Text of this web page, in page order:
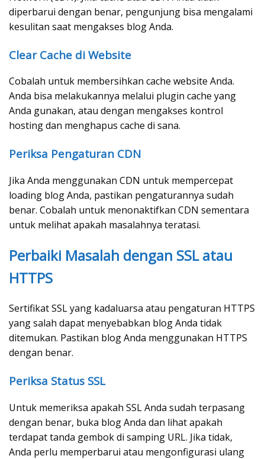
diperbarui dengan benar, pengunjung bisa mengalami
kesulitan saat mengakses blog Anda.
Clear Cache di Website
Cobalah untuk membersihkan cache website Anda.
Anda bisa melakukannya melalui plugin cache yang
Anda gunakan, atau dengan mengakses kontrol
hosting dan menghapus cache di sana.
Periksa Pengaturan CDN
Jika Anda menggunakan CDN untuk mempercepat
loading blog Anda, pastikan pengaturannya sudah
benar. Cobalah untuk menonaktifkan CDN sementara
untuk melihat apakah masalahnya teratasi.
Perbaiki Masalah dengan SSL atau
HTTPS
Sertifikat SSL yang kadaluarsa atau pengaturan HTTPS
yang salah dapat menyebabkan blog Anda tidak
ditemukan. Pastikan blog Anda menggunakan HTTPS
dengan benar.
Periksa Status SSL
Untuk memeriksa apakah SSL Anda sudah terpasang
dengan benar, buka blog Anda dan lihat apakah
terdapat tanda gembok di samping URL. Jika tidak,
Anda perlu memperbarui atau mengonfigurasi ulang